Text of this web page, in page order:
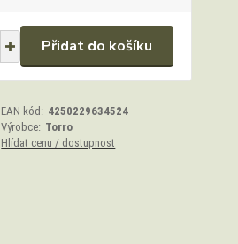
Přidat do košíku
EAN kód: 4250229634524
Výrobce: Torro
Hlídat cenu / dostupnost